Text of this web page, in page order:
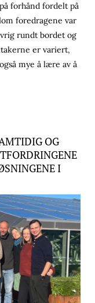
forhånd fordelt på
foredragene var
rundt bordet og
er variert,
mye å lære av å
OG
I